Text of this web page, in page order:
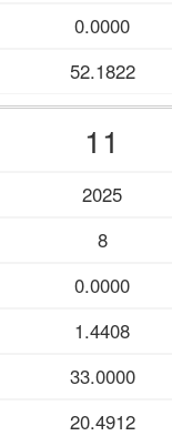
0.0000
52.1822
11
2025
8
0.0000
1.4408
33.0000
20.4912